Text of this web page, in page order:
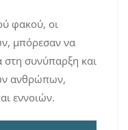
φακού, οι
μπόρεσαν να
στη συνύπαρξη και
ανθρώπων,
εννοιών.